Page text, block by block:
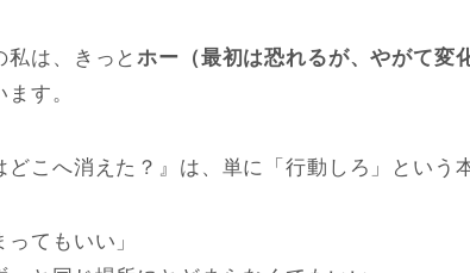
私は、きっとホー（最初は恐れるが、やがて変
す。
どこへ消えた？』は、単に「行動しろ」という
ってもいい」